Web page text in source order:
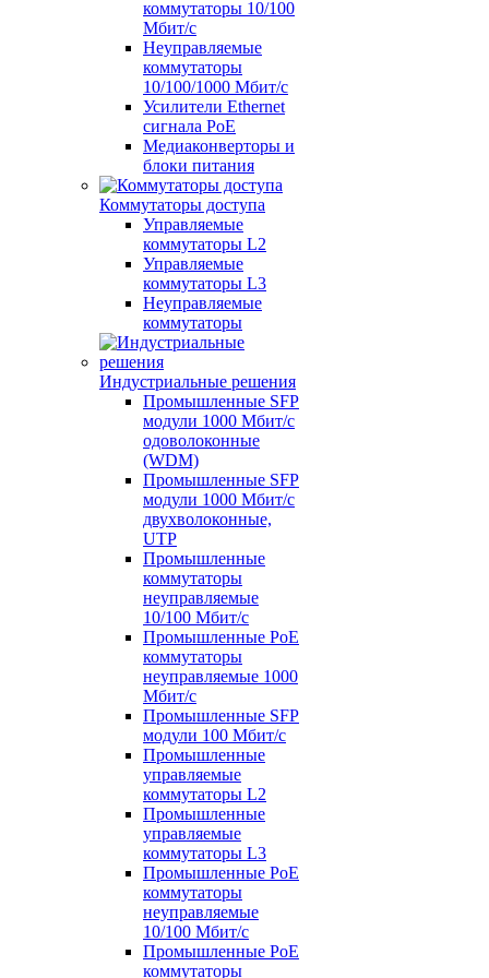
коммутаторы 10/100
Мбит/с
Неуправляемые
коммутаторы
10/100/1000 Мбит/с
Усилители Ethernet
сигнала PoE
Медиаконверторы и
блоки питания
Коммутаторы доступа
Управляемые
коммутаторы L2
Управляемые
коммутаторы L3
Неуправляемые
коммутаторы
Индустриальные решения
Промышленные SFP
модули 1000 Мбит/c
одоволоконные
(WDM)
Промышленные SFP
модули 1000 Мбит/c
двухволоконные,
UTP
Промышленные
коммутаторы
неуправляемые
10/100 Мбит/с
Промышленные PoE
коммутаторы
неуправляемые 1000
Мбит/с
Промышленные SFP
модули 100 Мбит/c
Промышленные
управляемые
коммутаторы L2
Промышленные
управляемые
коммутаторы L3
Промышленные PoE
коммутаторы
неуправляемые
10/100 Мбит/с
Промышленные PoE
коммутаторы